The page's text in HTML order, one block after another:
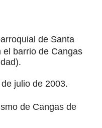
de Santa
el barrio de Cangas
de julio de 2003.
de Cangas de